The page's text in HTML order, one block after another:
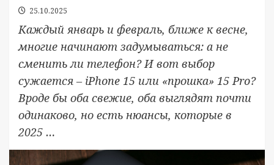
25.10.2025
Каждый январь и февраль, ближе к весне,
многие начинают задумываться: а не
сменить ли телефон? И вот выбор
сужается – iPhone 15 или «прошка» 15 Pro?
Вроде бы оба свежие, оба выглядят почти
одинаково, но есть нюансы, которые в
2025 …